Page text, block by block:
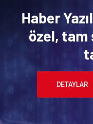
Haber
özel, tam
DETAYLAR